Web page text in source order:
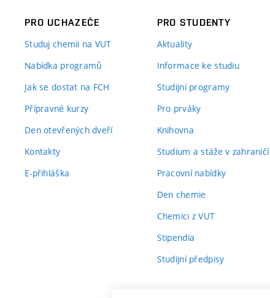
PRO UCHAZEČE
Studuj chemii na VUT
Nabídka programů
Jak se dostat na FCH
Přípravné kurzy
Den otevřených dveří
Kontakty
E-přihláška
PRO STUDENTY
Aktuality
Informace ke studiu
Studijní programy
Pro prváky
Knihovna
Studium a stáže v zahraničí
Pracovní nabídky
Den chemie
Chemici z VUT
Stipendia
Studijní předpisy